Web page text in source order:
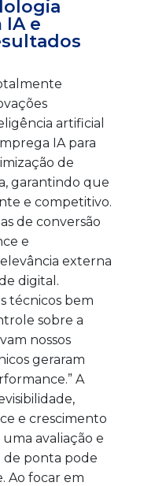
IA e
artificial
IA para
de
garantindo que
e competitivo.
de conversão
e
externa
digital.
técnicos bem
sobre a
nossos
geraram
A
e crescimento
avaliação e
de ponta pode
Ao focar em